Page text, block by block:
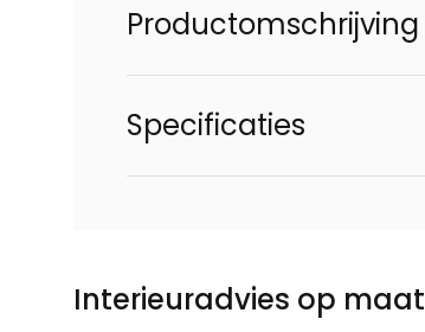
Productomschrijving
Specificaties
Interieuradvies op maat